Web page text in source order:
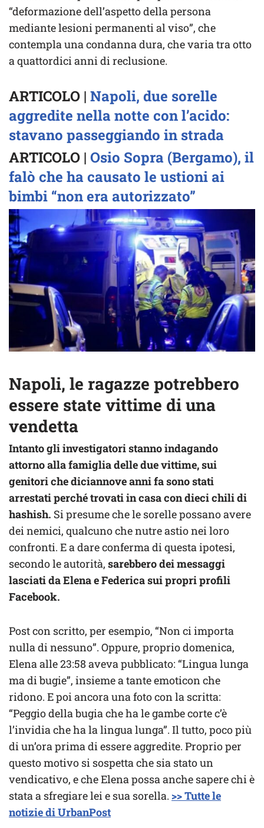
“deformazione dell’aspetto della persona
mediante lesioni permanenti al viso”, che
contempla una condanna dura, che varia tra otto
a quattordici anni di reclusione.
ARTICOLO | Napoli, due sorelle
aggredite nella notte con l’acido:
stavano passeggiando in strada
ARTICOLO | Osio Sopra (Bergamo), il
falò che ha causato le ustioni ai
bimbi “non era autorizzato”
Napoli, le ragazze potrebbero
essere state vittime di una
vendetta
Intanto gli investigatori stanno indagando
attorno alla famiglia delle due vittime, sui
genitori che diciannove anni fa sono stati
arrestati perché trovati in casa con dieci chili di
hashish. Si presume che le sorelle possano avere
dei nemici, qualcuno che nutre astio nei loro
confronti. E a dare conferma di questa ipotesi,
secondo le autorità, sarebbero dei messaggi
lasciati da Elena e Federica sui propri profili
Facebook.
Post con scritto, per esempio, “Non ci importa
nulla di nessuno”. Oppure, proprio domenica,
Elena alle 23:58 aveva pubblicato: “Lingua lunga
ma di bugie”, insieme a tante emoticon che
ridono. E poi ancora una foto con la scritta:
“Peggio della bugia che ha le gambe corte c’è
l’invidia che ha la lingua lunga”. Il tutto, poco più
di un’ora prima di essere aggredite. Proprio per
questo motivo si sospetta che sia stato un
vendicativo, e che Elena possa anche sapere chi è
stata a sfregiare lei e sua sorella. >> Tutte le
notizie di UrbanPost